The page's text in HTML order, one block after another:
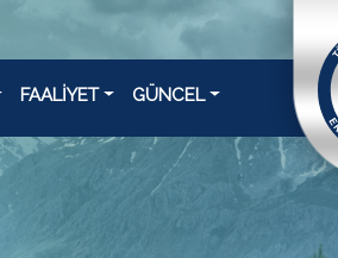
FAALİYET GÜNCEL